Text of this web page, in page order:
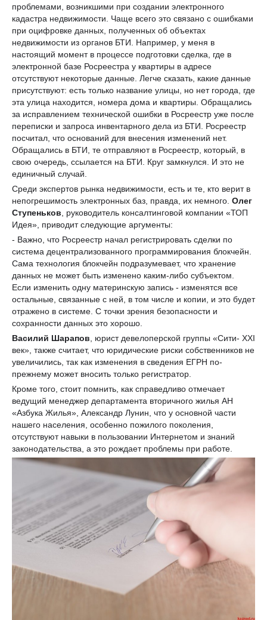
проблемами, возникшими при создании электронного
кадастра недвижимости. Чаще всего это связано с ошибками
при оцифровке данных, полученных об объектах
недвижимости из органов БТИ. Например, у меня в
настоящий момент в процессе подготовки сделка, где в
электронной базе Росреестра у квартиры в адресе
отсутствуют некоторые данные. Легче сказать, какие данные
присутствуют: есть только название улицы, но нет города, где
эта улица находится, номера дома и квартиры. Обращались
за исправлением технической ошибки в Росреестр уже после
переписки и запроса инвентарного дела из БТИ. Росреестр
посчитал, что оснований для внесения изменений нет.
Обращались в БТИ, те отправляют в Росреестр, который, в
свою очередь, ссылается на БТИ. Круг замкнулся. И это не
единичный случай.
Среди экспертов рынка недвижимости, есть и те, кто верит в
непогрешимость электронных баз, правда, их немного. Олег
Ступеньков , руководитель консалтинговой компании «ТОП
Идея», приводит следующие аргументы:
- Важно, что Росреестр начал регистрировать сделки по
система децентрализованного программирования блокчейн.
Сама технология блокчейн подразумевает, что хранение
данных не может быть изменено каким-либо субъектом.
Если изменить одну материнскую запись - изменятся все
остальные, связанные с ней, в том числе и копии, и это будет
отражено в системе. С точки зрения безопасности и
сохранности данных это хорошо.
Василий Шарапов , юрист девелоперской группы «Сити- XXI
век», также считает, что юридические риски собственников не
увеличились, так как изменения в сведения ЕГРН по-
прежнему может вносить только регистратор.
Кроме того, стоит помнить, как справедливо отмечает
ведущий менеджер департамента вторичного жилья АН
«Азбука Жилья», Александр Лунин, что у основной части
нашего населения, особенно пожилого поколения,
отсутствуют навыки в пользовании Интернетом и знаний
законодательства, а это рождает проблемы при работе.